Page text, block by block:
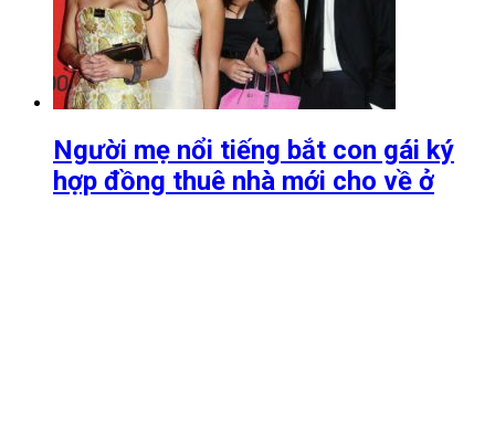
Người mẹ nổi tiếng bắt con gái ký
hợp đồng thuê nhà mới cho về ở